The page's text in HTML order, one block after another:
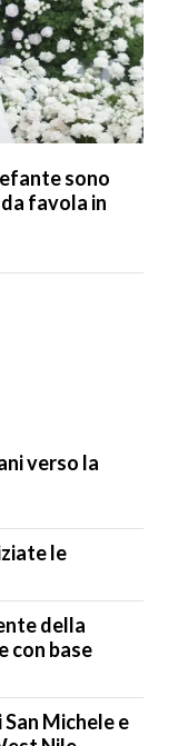
sono
favola in
verso la
le
della
con base
Michele e